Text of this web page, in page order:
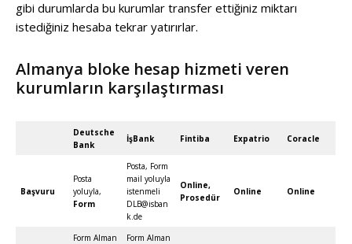
gibi durumlarda bu kurumlar transfer ettiğiniz miktarı
istediğiniz hesaba tekrar yatırırlar.
Almanya bloke hesap hizmeti veren
kurumların karşılaştırması
Deutsche
Bank
İşBank Fintiba Expatrio Coracle
Başvuru
Posta
yoluyla,
Form
Posta, Form
mail yoluyla
istenmeli
DLB@isban
k.de
Online,
Prosedür
Online Online
Form Alman Form Alman